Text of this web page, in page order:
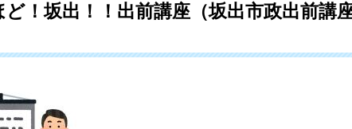
ど！坂出！！出前講座（坂出市政出前講